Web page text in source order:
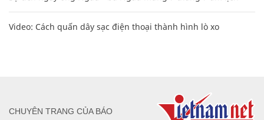
Video: Cách quấn dây sạc điện thoại thành hình lò xo
CHUYÊN TRANG CỦA BÁO